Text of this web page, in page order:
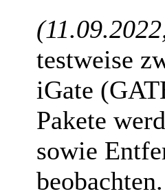
testweise
iGate
Pakete
sowie
beobachten.